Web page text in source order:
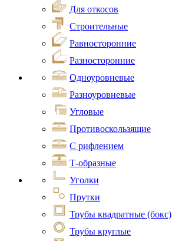
Для откосов
Строительные
Равносторонние
Разносторонние
Одноуровневые
Разноуровневые
Угловые
Противоскользящие
С рифлением
Т-образные
Уголки
Прутки
Трубы квадратные (бокс)
Трубы круглые